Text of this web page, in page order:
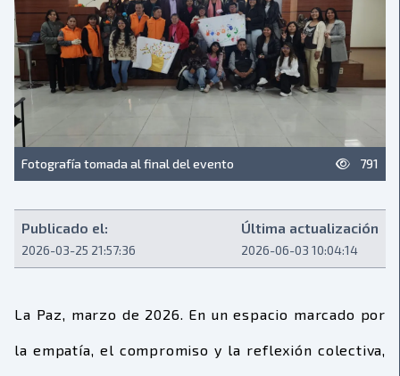
Fotografía tomada al final del evento 791
Publicado el:
2026-03-25 21:57:36
Última actualización
2026-06-03 10:04:14
La Paz, marzo de 2026. En un espacio marcado por
la empatía, el compromiso y la reflexión colectiva,